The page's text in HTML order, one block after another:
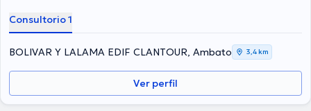
Consultorio 1
BOLIVAR Y LALAMA EDIF CLANTOUR, Ambato 3,4 km
Ver perfil